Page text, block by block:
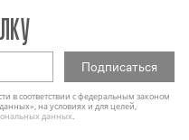
в соответствии с федеральным законом
на условиях и для целей,
данных.